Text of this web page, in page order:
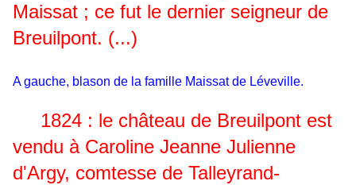
Maissat ; ce fut le dernier seigneur de
Breuilpont. (...)
A gauche, blason de la famille Maissat de Léveville.
1824 : le château de Breuilpont est
vendu à Caroline Jeanne Julienne
d'Argy, comtesse de Talleyrand-